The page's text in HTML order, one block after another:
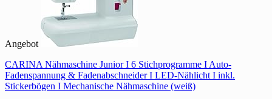
Angebot
CARINA Nähmaschine Junior I 6 Stichprogramme I Auto-
Fadenspannung & Fadenabschneider I LED-Nählicht I inkl.
Stickerbögen I Mechanische Nähmaschine (weiß)